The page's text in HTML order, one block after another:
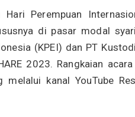
Perempuan
di pasar modal
(KPEI) dan PT
2023. Rangkaian
kanal YouTube
View 360⁰
Sawah, Kafe
Keren Banget
Bagas